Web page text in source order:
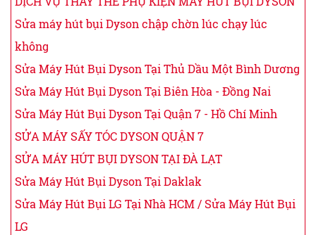
Sửa máy hút bụi Dyson chập chờn lúc chạy lúc
không
Sửa Máy Hút Bụi Dyson Tại Thủ Dầu Một Bình Dương
Sửa Máy Hút Bụi Dyson Tại Biên Hòa - Đồng Nai
Sửa Máy Hút Bụi Dyson Tại Quận 7 - Hồ Chí Minh
SỬA MÁY SẤY TÓC DYSON QUẬN 7
SỬA MÁY HÚT BỤI DYSON TẠI ĐÀ LẠT
Sửa Máy Hút Bụi Dyson Tại Daklak
Sửa Máy Hút Bụi LG Tại Nhà HCM / Sửa Máy Hút Bụi
LG